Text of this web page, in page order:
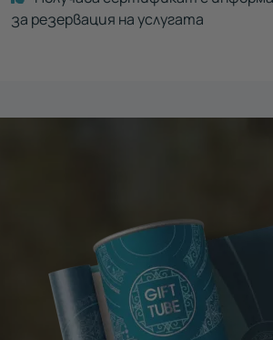
за резервация на услугата